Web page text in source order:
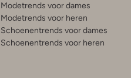
Modetrends voor dames
Modetrends voor heren
Schoenentrends voor dames
Schoenentrends voor heren